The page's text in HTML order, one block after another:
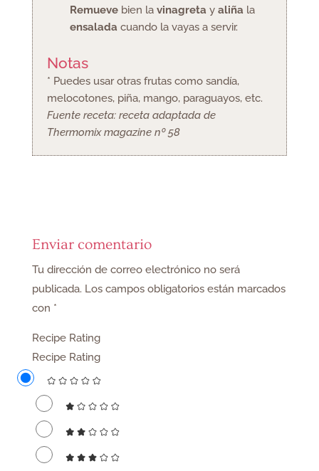
Remueve bien la vinagreta y aliña la
ensalada cuando la vayas a servir.
Notas
* Puedes usar otras frutas como sandía,
melocotones, piña, mango, paraguayos, etc.
Fuente receta: receta adaptada de
Thermomix magazine nº 58
Enviar comentario
Tu dirección de correo electrónico no será
publicada. Los campos obligatorios están marcados
con *
Recipe Rating
Recipe Rating